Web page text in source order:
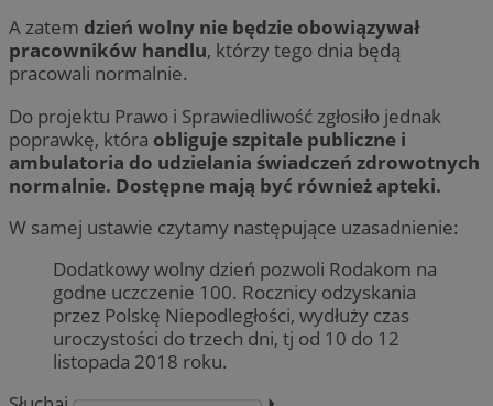
A zatem dzień wolny nie będzie obowiązywał
pracowników handlu, którzy tego dnia będą
pracowali normalnie.
Do projektu Prawo i Sprawiedliwość zgłosiło jednak
poprawkę, która obliguje szpitale publiczne i
ambulatoria do udzielania świadczeń zdrowotnych
normalnie. Dostępne mają być również apteki.
W samej ustawie czytamy następujące uzasadnienie:
Dodatkowy wolny dzień pozwoli Rodakom na
godne uczczenie 100. Rocznicy odzyskania
przez Polskę Niepodległości, wydłuży czas
uroczystości do trzech dni, tj od 10 do 12
listopada 2018 roku.